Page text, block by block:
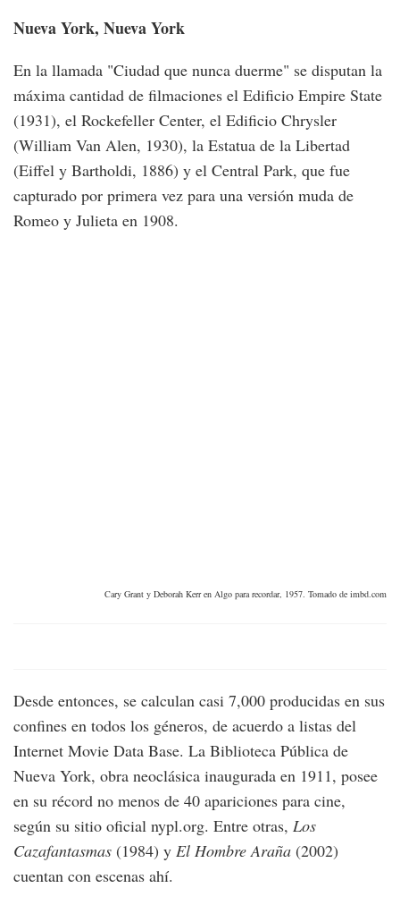
Nueva York, Nueva York
En la llamada "Ciudad que nunca duerme" se disputan la
máxima cantidad de filmaciones el Edificio Empire State
(1931), el Rockefeller Center, el Edificio Chrysler
(William Van Alen, 1930), la Estatua de la Libertad
(Eiffel y Bartholdi, 1886) y el Central Park, que fue
capturado por primera vez para una versión muda de
Romeo y Julieta en 1908.
Cary Grant y Deborah Kerr en Algo para recordar, 1957. Tomado de imbd.com
Desde entonces, se calculan casi 7,000 producidas en sus
confines en todos los géneros, de acuerdo a listas del
Internet Movie Data Base. La Biblioteca Pública de
Nueva York, obra neoclásica inaugurada en 1911, posee
en su récord no menos de 40 apariciones para cine,
según su sitio oficial nypl.org. Entre otras, Los
Cazafantasmas (1984) y El Hombre Araña (2002)
cuentan con escenas ahí.